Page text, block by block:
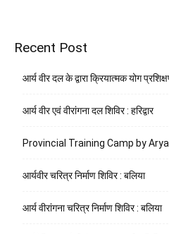
Recent Post
आर्य वीर दल के द्वारा क्रियात्मक योग
आर्य वीर एवं वीरांगना दल शिविर : हरिद्वार
Provincial Training Camp by
आर्यवीर चरित्र निर्माण शिविर : बलिया
आर्य वीरांगना चरित्र निर्माण शिविर : बलिया